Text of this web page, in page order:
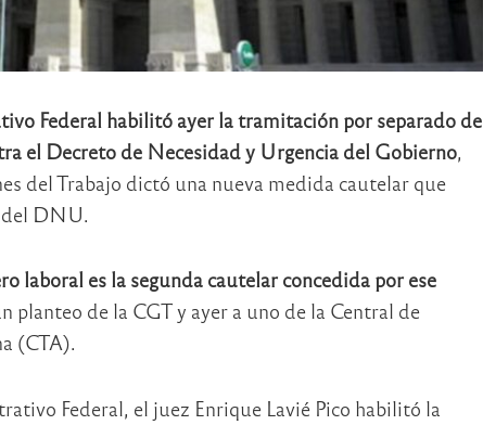
Federal habilitó ayer la tramitación por separado de
el Decreto de Necesidad y Urgencia del Gobierno,
del Trabajo dictó una nueva medida cautelar que
del DNU.
laboral es la segunda cautelar concedida por ese
planteo de la CGT y ayer a uno de la Central de
(CTA).
Federal, el juez Enrique Lavié Pico habilitó la